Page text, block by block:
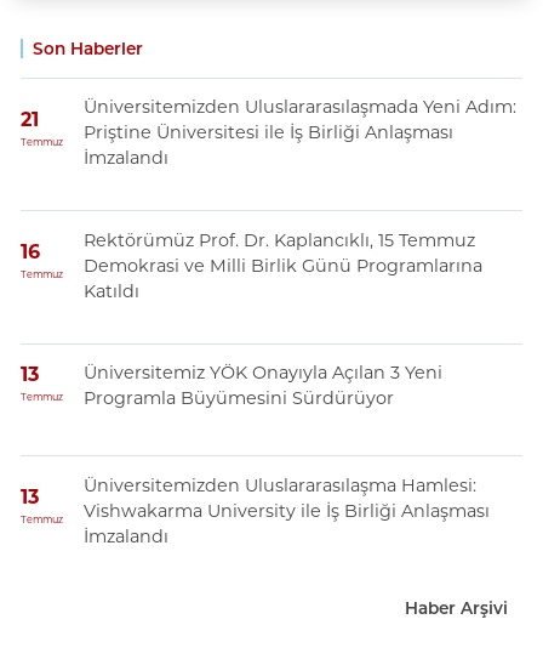
Son Haberler
21
Temmuz
Üniversitemizden Uluslararasılaşmada Yeni Adım:
Priştine Üniversitesi ile İş Birliği Anlaşması
İmzalandı
16
Temmuz
Rektörümüz Prof. Dr. Kaplancıklı, 15 Temmuz
Demokrasi ve Milli Birlik Günü Programlarına
Katıldı
13
Temmuz
Üniversitemiz YÖK Onayıyla Açılan 3 Yeni
Programla Büyümesini Sürdürüyor
13
Temmuz
Üniversitemizden Uluslararasılaşma Hamlesi:
Vishwakarma University ile İş Birliği Anlaşması
İmzalandı
Haber Arşivi